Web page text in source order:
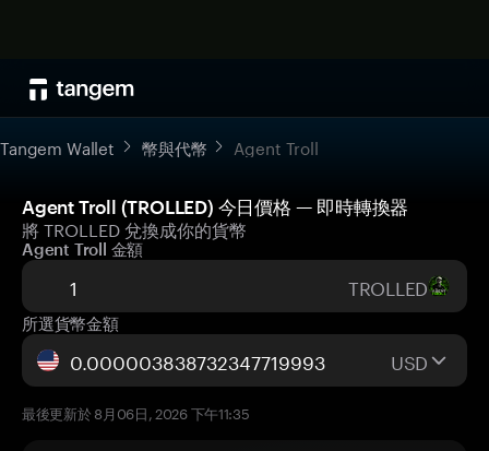
Tangem Wallet 幣與代幣 Agent Troll
Agent Troll (TROLLED) 今日價格 — 即時轉換器
將 TROLLED 兌換成你的貨幣
Agent Troll 金額
TROLLED
所選貨幣金額
USD
最後更新於 8月06日, 2026 下午11:35